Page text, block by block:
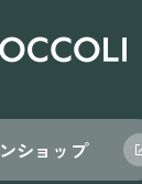
ショップ